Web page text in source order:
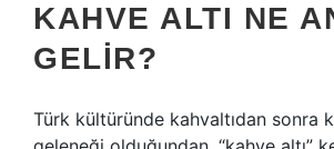
KAHVE ALTI NE
GELIR?
Türk kültüründe kahvaltıdan sonra